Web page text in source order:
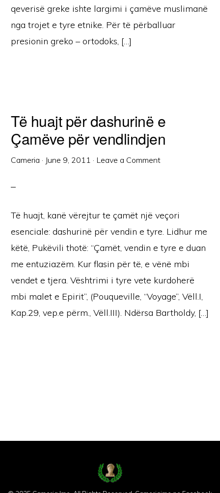
qeverisë greke ishte largimi i çamëve muslimanë
nga trojet e tyre etnike. Për të përballuar
presionin greko – ortodoks, […]
Të huajt për dashurinë e
Çamëve për vendlindjen
Cameria · June 9, 2011 · Leave a Comment
Të huajt, kanë vërejtur te çamët një veçori
esenciale: dashurinë për vendin e tyre. Lidhur me
këtë, Pukëvili thotë: “Çamët, vendin e tyre e duan
me entuziazëm. Kur flasin për të, e vënë mbi
vendet e tjera. Vështrimi i tyre vete kurdoherë
mbi malet e Epirit”, (Pouqueville, “Voyage”, Vëll.I,
Kap.29, vep.e përm., Vëll.III). Ndërsa Bartholdy, […]